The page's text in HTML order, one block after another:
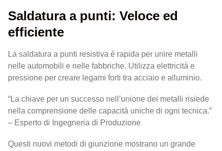
Saldatura a punti: Veloce ed
efficiente
La saldatura a punti resistiva è rapida per unire metalli
nelle automobili e nelle fabbriche. Utilizza elettricità e
pressione per creare legami forti tra acciaio e alluminio.
“La chiave per un successo nell’unione dei metalli risiede
nella comprensione delle capacità uniche di ogni tecnica.”
– Esperto di Ingegneria di Produzione
Questi nuovi metodi di giunzione mostrano un grande